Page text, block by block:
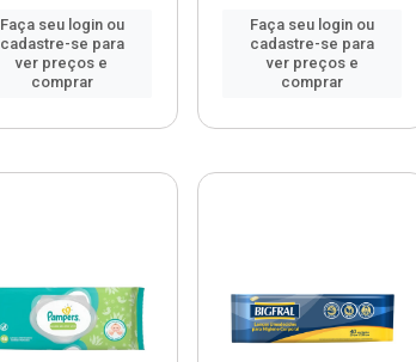
Faça seu login ou
cadastre-se para
ver preços e
comprar
Faça seu login ou
cadastre-se para
ver preços e
comprar